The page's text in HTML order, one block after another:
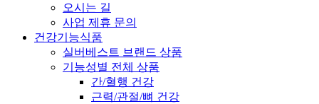
오시는 길
사업 제휴 문의
건강기능식품
실버베스트 브랜드 상품
기능성별 전체 상품
간/혈행 건강
근력/관절/뼈 건강